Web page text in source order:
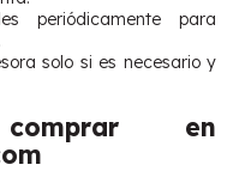
periódicamente para
solo si es necesario y
en